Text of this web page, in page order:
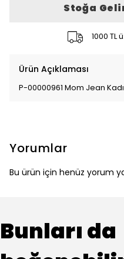
Stoğa
1000 TL
Ürün Açıklaması
P-00000961 Mom Jean
Yorumlar
Bu ürün için henüz yorum
Bunları da